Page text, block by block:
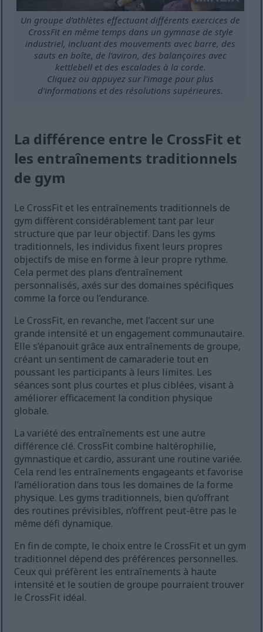
Un groupe d’athlètes effectuant différents exercices de
CrossFit en même temps dans un gymnase de style
industriel, incluant des mouvements avec barre, des
sauts en boîte, de l’aviron, des balançoires avec
kettlebell et des escalades à la corde.
Cliquez ou appuyez sur l'image pour plus
d'informations et des résolutions supérieures.
La différence entre le CrossFit et
les entraînements traditionnels
de gym
Le CrossFit et les entraînements traditionnels de
gym diffèrent considérablement tant par leur
structure que par leur objectif. Dans les gyms
traditionnels, les individus fixent leurs propres
objectifs de mise en forme à leur propre rythme.
Cela permet des plans d’entraînement
personnalisés, axés sur des domaines spécifiques
comme la force ou l’endurance.
Le CrossFit, en revanche, met l’accent sur une
grande intensité et un engagement communautaire.
Elle s’épanouit grâce aux entraînements de groupe,
créant un sentiment de camaraderie tout en
poussant les participants à leurs limites. Les
séances sont plus courtes et plus ciblées, visant à
améliorer efficacement la condition physique
globale.
La variété des entraînements est une autre
différence clé. CrossFit combine haltérophilie,
gymnastique et cardio, assurant une routine variée.
Cela rend les entraînements engageants et favorise
l’amélioration dans tous les domaines de la forme
physique. Les gyms traditionnels, bien qu’offrant
des routines prévisibles, n’offrent peut-être pas le
même défi dynamique.
En fin de compte, le choix entre le CrossFit et un gym
traditionnel dépend des préférences personnelles.
Ceux qui préfèrent les entraînements à haute
intensité et le soutien de groupe pourraient trouver
le CrossFit idéal.